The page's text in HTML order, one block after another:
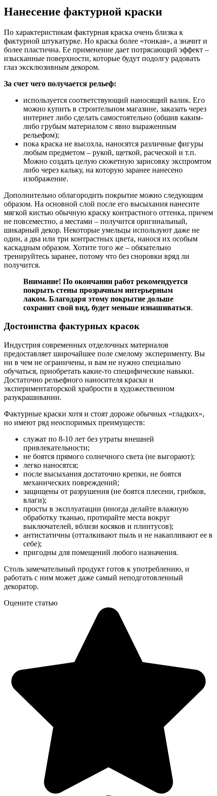
Нанесение фактурной краски
По характеристикам фактурная краска очень близка к
фактурной штукатурке. Но краска более «тонкая», а значит и
более пластична. Ее применение дает потрясающий эффект –
изысканные поверхности, которые будут подолгу радовать
глаз эксклюзивным декором.
За счет чего получается рельеф:
используется соответствующий наносящий валик. Его
можно купить в строительном магазине, заказать через
интернет либо сделать самостоятельно (обшив каким-
либо грубым материалом с явно выраженным
рельефом);
пока краска не высохла, наносятся различные фигуры
любым предметом – рукой, щеткой, расческой и т.п.
Можно создать целую сюжетную зарисовку экспромтом
либо через кальку, на которую заранее нанесено
изображение.
Дополнительно облагородить покрытие можно следующим
образом. На основной слой после его высыхания нанесите
мягкой кистью обычную краску контрастного оттенка, причем
не повсеместно, а местами – получится оригинальный,
шикарный декор. Некоторые умельцы используют даже не
один, а два или три контрастных цвета, нанося их особым
каскадным образом. Хотите того же – обязательно
тренируйтесь заранее, потому что без сноровки вряд ли
получится.
Внимание! По окончании работ рекомендуется
покрыть стены прозрачным интерьерным
лаком. Благодаря этому покрытие дольше
сохранит свой вид, будет меньше изнашиваться.
Достоинства фактурных красок
Индустрия современных отделочных материалов
предоставляет широчайшее поле смелому эксперименту. Вы
ни в чем не ограничены, и вам не нужно специально
обучаться, приобретать какие-то специфические навыки.
Достаточно рельефного наносителя краски и
экспериментаторской храбрости в художественном
разукрашивании.
Фактурные краски хотя и стоят дороже обычных «гладких»,
но имеют ряд неоспоримых преимуществ:
служат по 8-10 лет без утраты внешней
привлекательности;
не боятся прямого солнечного света (не выгорают);
легко наносятся;
после высыхания достаточно крепки, не боятся
механических повреждений;
защищены от разрушения (не боятся плесени, грибков,
влаги);
просты в эксплуатации (иногда делайте влажную
обработку тканью, протирайте места вокруг
выключателей, вблизи косяков и плинтусов);
антистатичны (отталкивают пыль и не накапливают ее в
себе);
пригодны для помещений любого назначения.
Столь замечательный продукт готов к употреблению, и
работать с ним может даже самый неподготовленный
декоратор.
Оцените статью